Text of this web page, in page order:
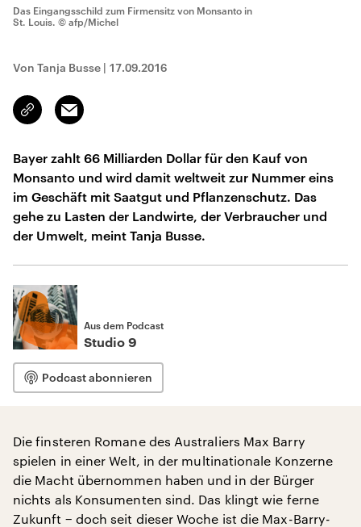
Das Eingangsschild zum Firmensitz von Monsanto in
St. Louis. © afp/Michel
Von Tanja Busse | 17.09.2016
Link
kopieren/teilen
Email
Bayer zahlt 66 Milliarden Dollar für den Kauf von
Monsanto und wird damit weltweit zur Nummer eins
im Geschäft mit Saatgut und Pflanzenschutz. Das
gehe zu Lasten der Landwirte, der Verbraucher und
der Umwelt, meint Tanja Busse.
Aus dem Podcast
Studio 9
Podcast abonnieren
Die finsteren Romane des Australiers Max Barry
spielen in einer Welt, in der multinationale Konzerne
die Macht übernommen haben und in der Bürger
nichts als Konsumenten sind. Das klingt wie ferne
Zukunft − doch seit dieser Woche ist die Max-Barry-